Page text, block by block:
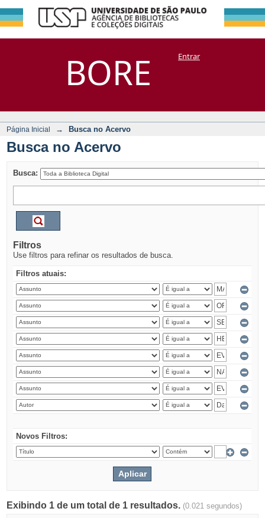
BORE
Busca no Acervo
DSpace/Manakin + CoriscoEntrar
Página Inicial → Busca no Acervo
Busca no Acervo
Busca:
Filtros
Use filtros para refinar os resultados de busca.
Filtros atuais:
Novos Filtros:
Exibindo 1 de um total de 1 resultados. (0.021 segundos)